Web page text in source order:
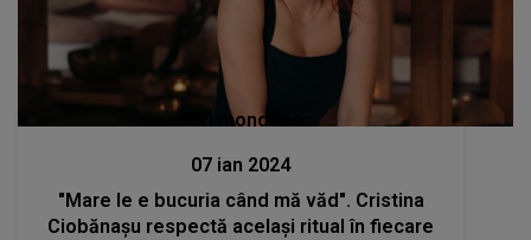
Stiri mondene
07 ian 2024
"Mare le e bucuria când mă văd". Cristina
Ciobănașu respectă același ritual în fiecare